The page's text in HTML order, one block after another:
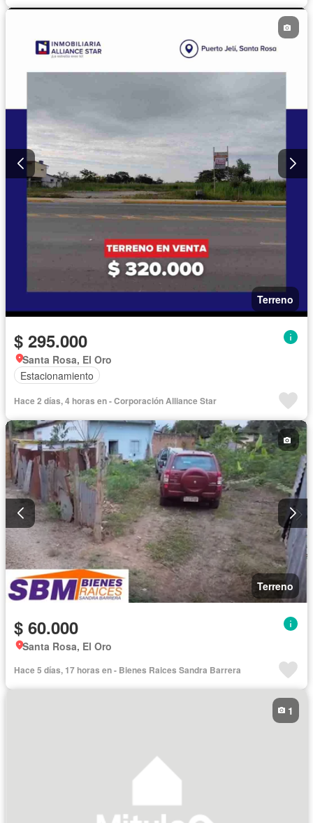
Terreno
$ 295.000
Santa Rosa, El Oro
Estacionamiento
Hace 2 días, 4 horas en - Corporación Alliance Star
Terreno
$ 60.000
Santa Rosa, El Oro
Hace 5 días, 17 horas en - Bienes Raices Sandra Barrera
1